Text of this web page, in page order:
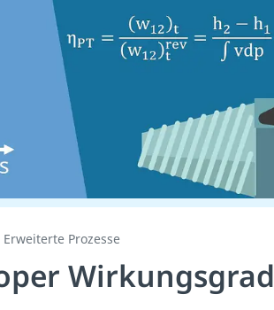
Prozesse
Wirkungsgrad